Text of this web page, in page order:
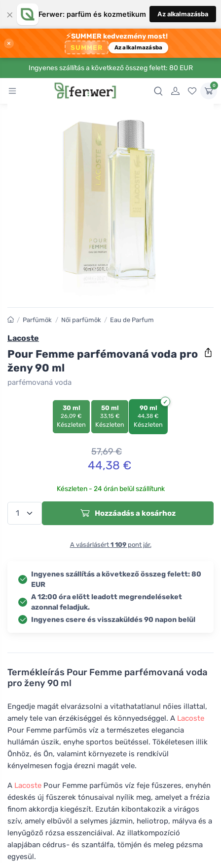
× Ferwer: parfüm és kozmetikum Az alkalmazásba
×
⚡SUMMER kedvezmény most!
SUMMER Az alkalmazásba
Ingyenes szállítás a következő összeg felett: 80 EUR
0
Termékleírás Pour Femme parfémovaná voda
pro ženy 90 ml
Engedje magát elvarázsolni a vitathatatlanul nőies illattal,
amely tele van érzékiséggel és könnyedséggel. A Lacoste
Pour Femme parfümös víz a természetes elegancia
hullámán úszik, enyhe sportos beütéssel. Tökéletesen illik
Önhöz, és Ön, valamint környezete is rendkívül
kényelmesen fogja érezni magát vele.
A Lacoste Pour Femme parfümös víz feje fűszeres, enyhén
édeskés új fűszerek tónusaival nyílik meg, amelyet a frézia
finom akkordja kiegészít. Ezután kibontakozik a virágos
szív, amely elbűvöl a selymes jázmin, heliotrop, mályva és a
lenyűgöző rózsa esszenciáival. Az illatkompozíció
alapjában cédrus- és szantálfa, tömjén és meleg pézsma
egyesül.
/ Parfümök / Női parfümök / Eau de Parfum
Lacoste
Pour Femme parfémovaná voda pro
ženy 90 ml
parfémovaná voda
30 ml
26,09 €
Készleten
50 ml
33,15 €
Készleten
90 ml
44,38 €
Készleten
57,69€
44,38 €
Készleten - 24 órán belül szállítunk
Hozzáadás a kosárhoz
A vásárlásért 1 109pont jár.
Ingyenes szállítás a következő összeg felett: 80
EUR
A 12:00 óra előtt leadott megrendeléseket
azonnal feladjuk.
Ingyenes csere és visszaküldés 90 napon belül